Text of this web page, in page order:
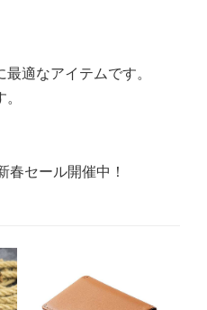
適なアイテムです。
春セール開催中！